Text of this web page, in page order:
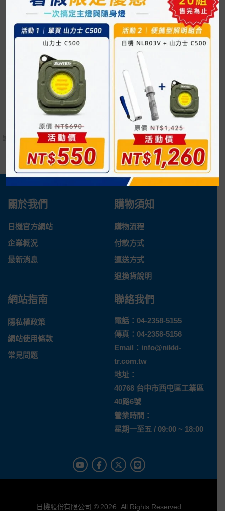
高壓噴水頭 螺紋 PT1/8″
PT1/4″ M10 刀塔 主軸
萬向噴水頭 工業用 適合
各類工具機使用
NT$ 165
高壓噴水頭 螺紋 PT3/
8″ M20 刀塔 主軸 萬向
噴水頭 工業用 適合各類
工具機使用
NT$ 220
顯示 所有 4 商品
關於我們
日機官方網站
企業概況
最新消息
購物須知
購物流程
付款方式
運送方式
退換貨說明
網站指南
隱私權政策
網站使用條款
常見問題
聯絡我們
電話： 04-2358-5155
傳真：04-2358-5156
Email： info@nikki-
tr.com.tw
地址：
40768 台中市西屯區工業區
40路6號
營業時間：
星期一至五 / 09:00 ~ 18:00
日機股份有限公司 © 2026. All Rights Reserved